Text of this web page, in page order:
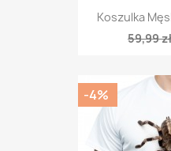
Koszulka
59,99
-4%